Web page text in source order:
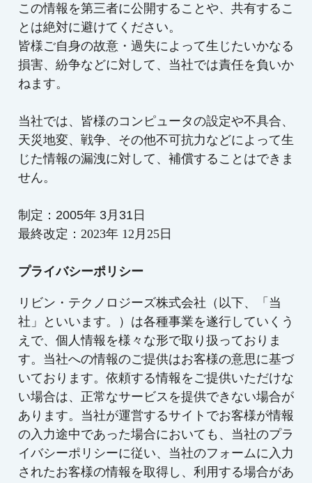
この情報を第三者に公開することや、共有するこ
とは絶対に避けてください。
皆様ご自身の故意・過失によって生じたいかなる
損害、紛争などに対して、当社では責任を負いか
ねます。
当社では、皆様のコンピュータの設定や不具合、
天災地変、戦争、その他不可抗力などによって生
じた情報の漏洩に対して、補償することはできま
せん。
制定：2005年 3月31日
最終改定： 2023年 12月25日
プライバシーポリシー
リビン・テクノロジーズ株式会社（以下、「当
社」といいます。）は各種事業を遂行していくう
えで、個人情報を様々な形で取り扱っておりま
す。当社への情報のご提供はお客様の意思に基づ
いております。依頼する情報をご提供いただけな
い場合は、正常なサービスを提供できない場合が
あります。当社が運営するサイトでお客様が情報
の入力途中であった場合においても、当社のプラ
イバシーポリシーに従い、当社のフォームに入力
されたお客様の情報を取得し、利用する場合があ